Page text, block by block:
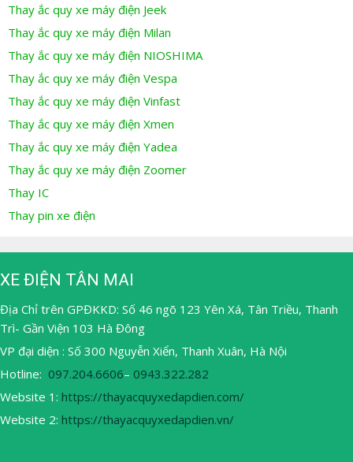
Thay ắc quy xe máy điện Jeek
Thay ắc quy xe máy điện Milan
Thay ắc quy xe máy điện NIOSHIMA
Thay ắc quy xe máy điện Vespa
Thay ắc quy xe máy điện Vinfast
Thay ắc quy xe máy điện Xmen
Thay ắc quy xe máy điện Yadea
Thay ắc quy xe máy điện Zoomer
Thay IC
Thay pin xe điện
XE ĐIỆN TÂN MAI
Địa Chỉ trên GPĐKKD: Số 46 ngõ 123 Yên Xá, Tân Triều, Thanh
Trì- Gần Viện 103 Hà Đông
VP đại diện : Số 300 Nguyễn Xiển, Thanh Xuân, Hà Nội
Hotline: 097.204.6606– 0943.322.282
Website 1: https://thayacquyxedapdien.com/
Website 2: https://thayacquyxedapdien.vn/